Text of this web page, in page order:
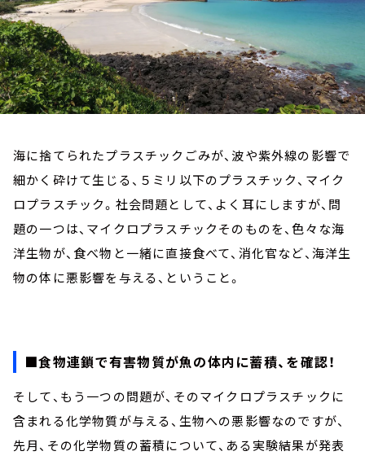
海に捨てられたプラスチックごみが、波や紫外線の影響で
細かく砕けて生じる、５ミリ以下のプラスチック、マイク
ロプラスチック。社会問題として、よく耳にしますが、問
題の一つは、マイクロプラスチックそのものを、色々な海
洋生物が、食べ物と一緒に直接食べて、消化官など、海洋生
物の体に悪影響を与える、ということ。
■食物連鎖で有害物質が魚の体内に蓄積、を確認！
そして、もう一つの問題が、そのマイクロプラスチックに
含まれる化学物質が与える、生物への悪影響なのですが、
先月、その化学物質の蓄積について、ある実験結果が発表